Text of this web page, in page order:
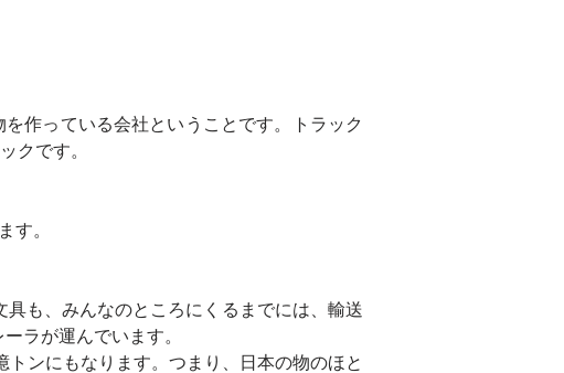
作っている会社ということです。トラック
クです。
す。
も、みんなのところにくるまでには、輸送
ラが運んでいます。
ンにもなります。つまり、日本の物のほと